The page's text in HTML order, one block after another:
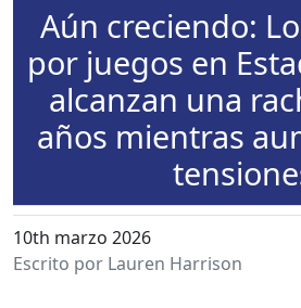
Aún creciendo:
por juegos en
alcanzan una
años mientras
10th marzo 2026
Escrito por Lauren Harrison